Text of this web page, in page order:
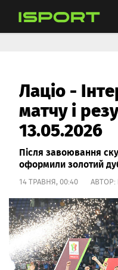
Лаціо -
матчу і
13.05.2026
Після завоювання
оформили золотий
14 ТРАВНЯ, 00:40 АВТОР: